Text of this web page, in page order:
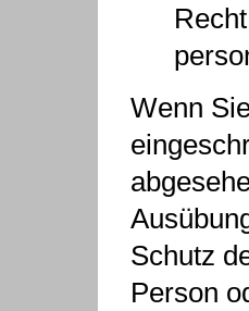
Wenn
Schutz
Person